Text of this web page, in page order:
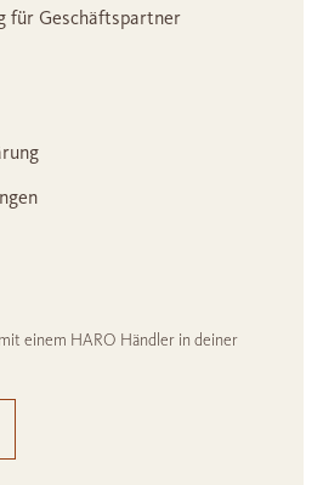
für Geschäftspartner
einem HARO Händler in deiner